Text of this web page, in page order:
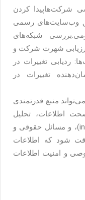
شرکت‌هاپیدا کردن
وب‌سایت‌های رسمی
بررسی شبکه‌های
ارزیابی شهرت شرکت و
ردیابی تغییرات در
تغییرات در
منبع قدرتمندی
اطلاعات، تحلیل
داده‌های بیش‌ازحد (information overload)، و مسائل حقوقی و
دقت شود که اطلاعات
و امنیت اطلاعات